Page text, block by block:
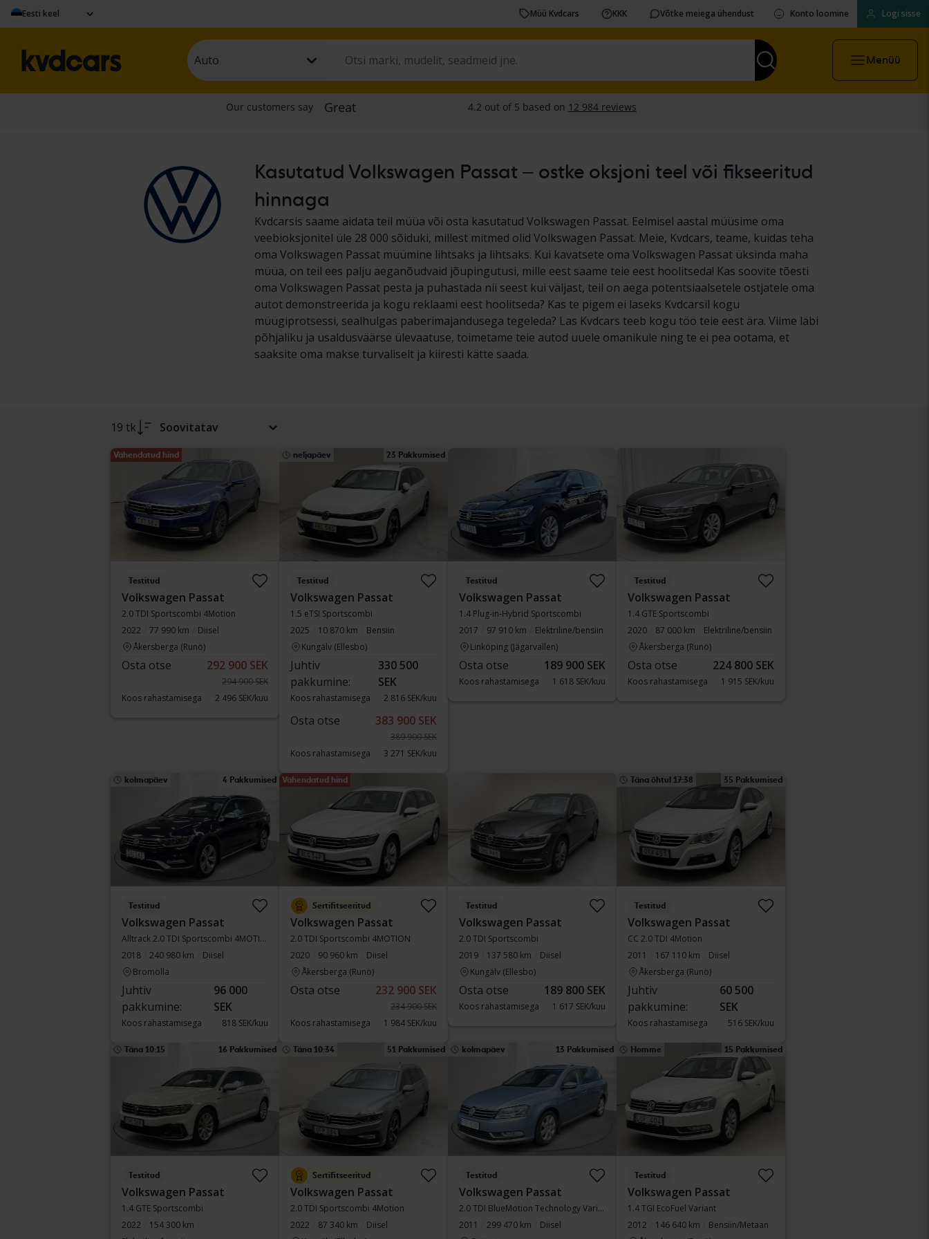
Eesti keel Müü Kvdcars KKK Võtke meiega ühendust Konto loomine Logi sisse
Auto Menüü
Kasutatud Volkswagen Passat – ostke oksjoni teel või fikseeritud
hinnaga
Kvdcarsis saame aidata teil müüa või osta kasutatud Volkswagen Passat. Eelmisel aastal müüsime oma
veebioksjonitel üle 28 000 sõiduki, millest mitmed olid Volkswagen Passat. Meie, Kvdcars, teame, kuidas teha
oma Volkswagen Passat müümine lihtsaks ja lihtsaks. Kui kavatsete oma Volkswagen Passat üksinda maha
müüa, on teil ees palju aeganõudvaid jõupingutusi, mille eest saame teie eest hoolitseda! Kas soovite tõesti
oma Volkswagen Passat pesta ja puhastada nii seest kui väljast, teil on aega potentsiaalsetele ostjatele oma
autot demonstreerida ja kogu reklaami eest hoolitseda? Kas te pigem ei laseks Kvdcarsil kogu
müügiprotsessi, sealhulgas paberimajandusega tegeleda? Las Kvdcars teeb kogu töö teie eest ära. Viime läbi
põhjaliku ja usaldusväärse ülevaatuse, toimetame teie autod uuele omanikule ning te ei pea ootama, et
saaksite oma makse turvaliselt ja kiiresti kätte saada.
19 tk Soovitatav
Vähendatud hind
Testitud
Volkswagen Passat
2.0 TDI Sportscombi 4Motion
2022
77 990 km
Diisel
Åkersberga (Runö)
Osta otse 292 900 SEK
294 900 SEK
Koos rahastamisega
2 496 SEK/kuu
neljapäev 23 Pakkumised
Testitud
Volkswagen Passat
1.5 eTSI Sportscombi
2025
10 870 km
Bensiin
Kungälv (Ellesbo)
Juhtiv
pakkumine:
330 500
SEK
Koos rahastamisega 2 816 SEK/kuu
Osta otse 383 900 SEK
389 900 SEK
Koos rahastamisega
3 271 SEK/kuu
Testitud
Volkswagen Passat
1.4 Plug-in-Hybrid Sportscombi
2017
97 910 km
Elektriline/bensiin
Linköping (Jägarvallen)
Osta otse 189 900 SEK
Koos rahastamisega 1 618 SEK/kuu
Testitud
Volkswagen Passat
1.4 GTE Sportscombi
2020
87 000 km
Elektriline/bensiin
Åkersberga (Runö)
Osta otse 224 800 SEK
Koos rahastamisega 1 915 SEK/kuu
kolmapäev 4 Pakkumised
Testitud
Volkswagen Passat
Alltrack 2.0 TDI Sportscombi 4MOTION
2018
240 980 km
Diisel
Bromölla
Juhtiv
pakkumine:
96 000
SEK
Koos rahastamisega 818 SEK/kuu
Vähendatud hind
Sertifitseeritud
Volkswagen Passat
2.0 TDI Sportscombi 4MOTION
2020
90 960 km
Diisel
Åkersberga (Runö)
Osta otse 232 900 SEK
234 900 SEK
Koos rahastamisega
1 984 SEK/kuu
Testitud
Volkswagen Passat
2.0 TDI Sportscombi
2019
137 580 km
Diisel
Kungälv (Ellesbo)
Osta otse 189 800 SEK
Koos rahastamisega 1 617 SEK/kuu
Täna õhtul 17:38 35 Pakkumised
Testitud
Volkswagen Passat
CC 2.0 TDI 4Motion
2011
167 110 km
Diisel
Åkersberga (Runö)
Juhtiv
pakkumine:
60 500
SEK
Koos rahastamisega 516 SEK/kuu
Täna 10:15 16 Pakkumised
Testitud
Volkswagen Passat
1.4 GTE Sportscombi
2022
154 300 km
Täna 10:34 51 Pakkumised
Sertifitseeritud
Volkswagen Passat
2.0 TDI Sportscombi 4Motion
2022
87 340 km
Diisel
kolmapäev 13 Pakkumised
Testitud
Volkswagen Passat
2.0 TDI BlueMotion Technology Variant 4Motion
2011
299 470 km
Diisel
Homme 15 Pakkumised
Testitud
Volkswagen Passat
1.4 TGI EcoFuel Variant
2012
146 640 km
Bensiin/Metaan